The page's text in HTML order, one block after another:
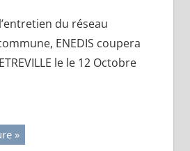
du réseau
ENEDIS coupera
le le 12 Octobre